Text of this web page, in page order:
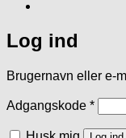
Log ind
Brugernavn eller e-
Adgangskode *